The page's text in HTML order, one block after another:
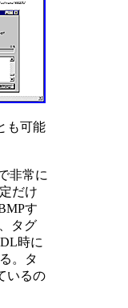
も可能
非常に
だけ
す
タグ
時に
。タ
いるの